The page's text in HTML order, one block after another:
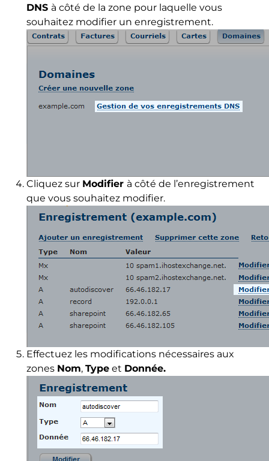
DNS à côté de la zone pour laquelle vous
souhaitez modifier un enregistrement.
Cliquez sur Modifier à côté de l’enregistrement
que vous souhaitez modifier.
Effectuez les modifications nécessaires aux
zones Nom, Type et Donnée.